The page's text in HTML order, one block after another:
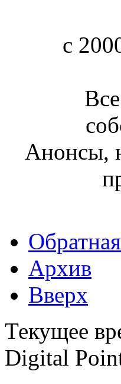
c
Анонсы,
Архив
Вверх
Текущее
Digital